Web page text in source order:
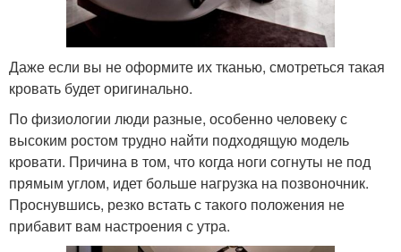
Даже если вы не оформите их тканью, смотреться такая
кровать будет оригинально.
По физиологии люди разные, особенно человеку с
высоким ростом трудно найти подходящую модель
кровати. Причина в том, что когда ноги согнуты не под
прямым углом, идет больше нагрузка на позвоночник.
Проснувшись, резко встать с такого положения не
прибавит вам настроения с утра.